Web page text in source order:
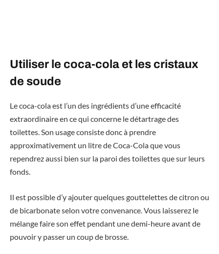
Utiliser le coca-cola et les cristaux
de soude
Le coca-cola est l’un des ingrédients d’une efficacité
extraordinaire en ce qui concerne le détartrage des
toilettes. Son usage consiste donc à prendre
approximativement un litre de Coca-Cola que vous
rependrez aussi bien sur la paroi des toilettes que sur leurs
fonds.
Il est possible d’y ajouter quelques gouttelettes de citron ou
de bicarbonate selon votre convenance. Vous laisserez le
mélange faire son effet pendant une demi-heure avant de
pouvoir y passer un coup de brosse.